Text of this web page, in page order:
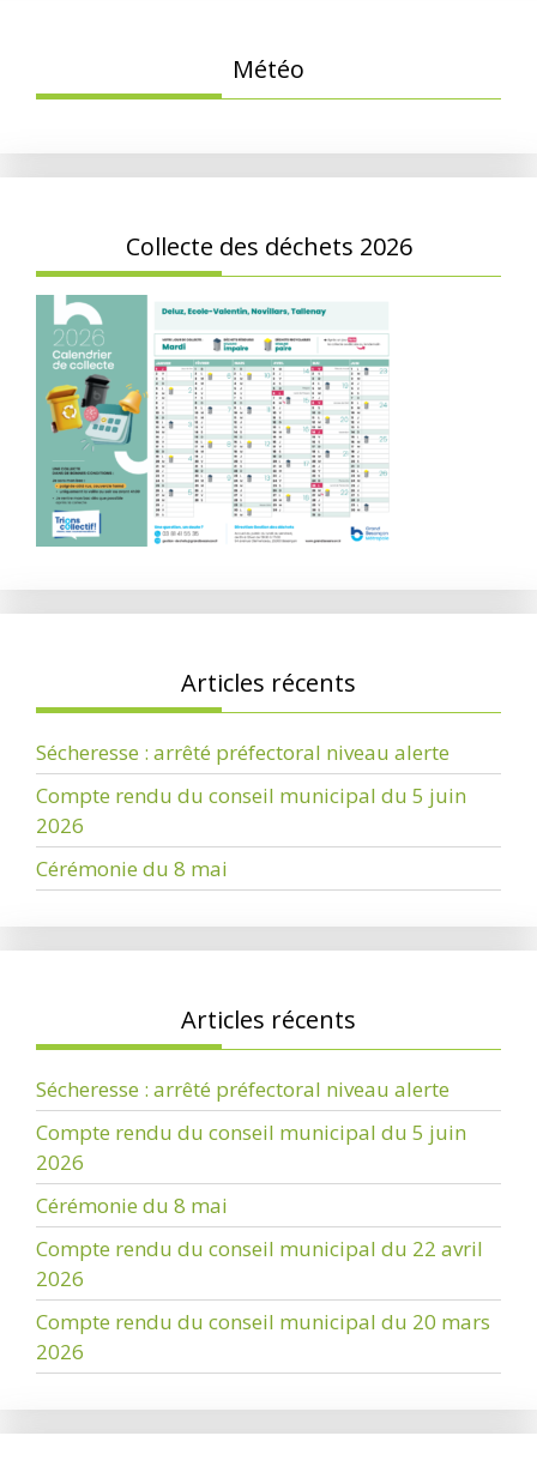
Météo
Collecte des déchets 2026
Articles récents
Sécheresse : arrêté préfectoral niveau alerte
Compte rendu du conseil municipal du 5 juin
2026
Cérémonie du 8 mai
Articles récents
Sécheresse : arrêté préfectoral niveau alerte
Compte rendu du conseil municipal du 5 juin
2026
Cérémonie du 8 mai
Compte rendu du conseil municipal du 22 avril
2026
Compte rendu du conseil municipal du 20 mars
2026